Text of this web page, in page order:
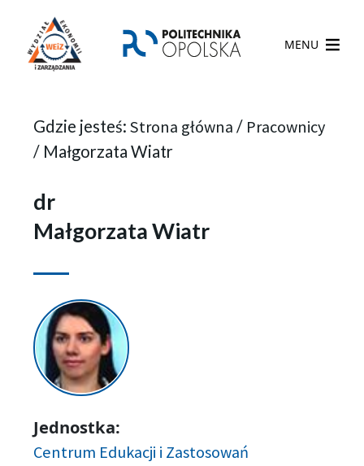
MENU
Gdzie jesteś: Strona główna / Pracownicy
/ Małgorzata Wiatr
dr
Małgorzata Wiatr
Jednostka:
Centrum Edukacji i Zastosowań